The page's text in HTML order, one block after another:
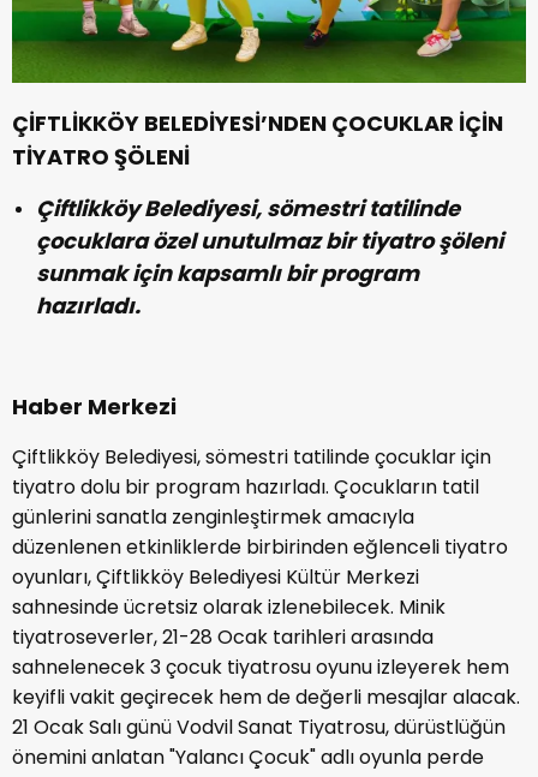
ÇİFTLİKKÖY BELEDİYESİ’NDEN ÇOCUKLAR İÇİN
TİYATRO ŞÖLENİ
Çiftlikköy Belediyesi, sömestri tatilinde
çocuklara özel unutulmaz bir tiyatro şöleni
sunmak için kapsamlı bir program
hazırladı.
Haber Merkezi
Çiftlikköy Belediyesi, sömestri tatilinde çocuklar için
tiyatro dolu bir program hazırladı. Çocukların tatil
günlerini sanatla zenginleştirmek amacıyla
düzenlenen etkinliklerde birbirinden eğlenceli tiyatro
oyunları, Çiftlikköy Belediyesi Kültür Merkezi
sahnesinde ücretsiz olarak izlenebilecek. Minik
tiyatroseverler, 21-28 Ocak tarihleri arasında
sahnelenecek 3 çocuk tiyatrosu oyunu izleyerek hem
keyifli vakit geçirecek hem de değerli mesajlar alacak.
21 Ocak Salı günü Vodvil Sanat Tiyatrosu, dürüstlüğün
önemini anlatan "Yalancı Çocuk" adlı oyunla perde